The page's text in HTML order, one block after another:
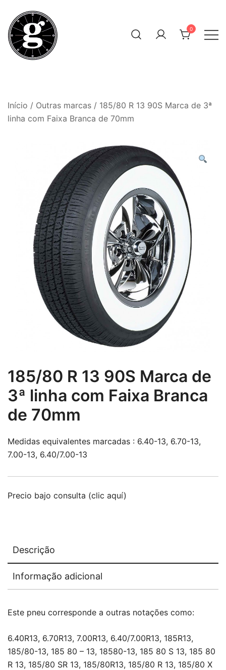
content
0
Início / Outras marcas / 185/80 R 13 90S Marca de 3ª
linha com Faixa Branca de 70mm
185/80 R 13 90S Marca de
3ª linha com Faixa Branca
de 70mm
Medidas equivalentes marcadas : 6.40-13, 6.70-13,
7.00-13, 6.40/7.00-13
Precio bajo consulta (clic aquí)
Descrição
Informação adicional
Este pneu corresponde a outras notações como:
6.40R13, 6.70R13, 7.00R13, 6.40/7.00R13, 185R13,
185/80-13, 185 80 – 13, 18580-13, 185 80 S 13, 185 80
R 13, 185/80 SR 13, 185/80R13, 185/80 R 13, 185/80 X